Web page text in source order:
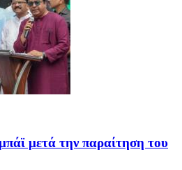
μετά την παραίτηση του